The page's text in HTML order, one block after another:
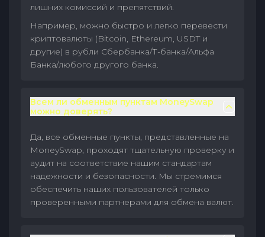
лишних комиссий и препятствий.
Например, можно быстро и легко перевести
криптовалюты (Bitcoin, Ethereum, USDT и
другие) в рубли Сбербанка/Т-банка/Альфа
Банка/любого другого банка.
Всем ли обменным пунктам MoneySwap
можно доверять?
Да, все обменные пункты, представленные на
MoneySwap, проходят тщательную проверку и
аудит на соответствие нашим стандартам
надежности и безопасности. Мы стремимся
обеспечить наших пользователей только
проверенными партнерами для обмена валют.